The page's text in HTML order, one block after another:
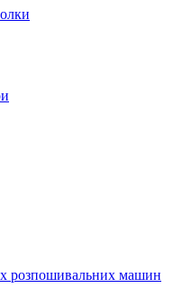
розпошивальних машин